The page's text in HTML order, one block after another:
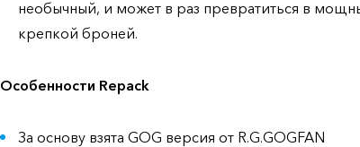
необычный, и может в раз превратиться в
крепкой броней.
Особенности Repack
За основу взята GOG версия от R.G.GOGFAN